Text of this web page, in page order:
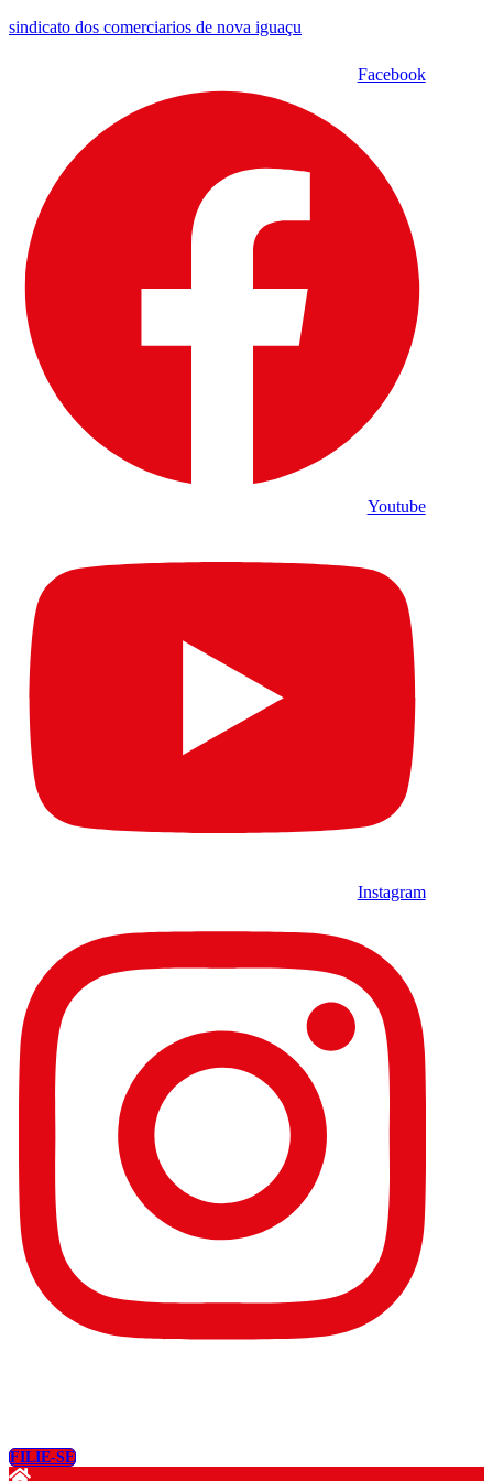
sindicato dos comerciarios de nova iguaçu
Facebook
Youtube
Instagram
FILIE-SE